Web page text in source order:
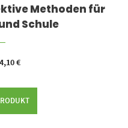
Methoden für
Schule
€